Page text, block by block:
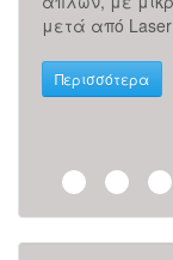
μετά από
Περισσότερα